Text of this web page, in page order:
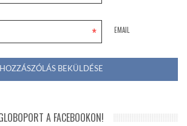
EMAIL
*
A FACEBOOKON!